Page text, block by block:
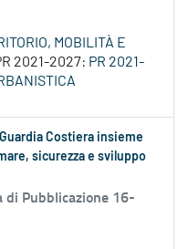
MOBILITÀ E
2021-2027: PR 2021-
Costiera insieme
sicurezza e sviluppo
di Pubblicazione 16-